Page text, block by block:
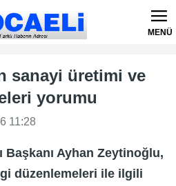
MENÜ
sanayi üretimi ve
yorumu
11:28
Başkanı Ayhan Zeytinoğlu,
düzenlemeleri ile ilgili